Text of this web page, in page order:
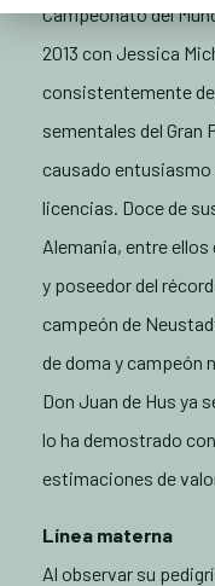
Campeonato del
2013 con Jessica
consistentemente
sementales del Gran
causado
licencias. Doce de
Alemania, entre
y poseedor del
campeón de
de doma y campeón
Don Juan de Hus ya
lo ha demostrado
estimaciones de
Línea materna
Al observar su